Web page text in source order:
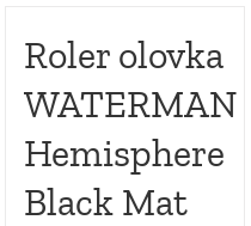
Roler olovka
WATERMAN
Hemisphere
Black Mat